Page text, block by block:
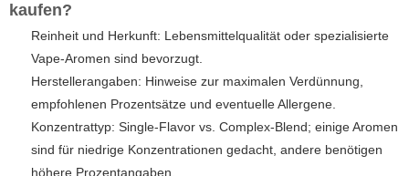
kaufen?
Reinheit und Herkunft: Lebensmittelqualität oder spezialisierte
Vape-Aromen sind bevorzugt.
Herstellerangaben: Hinweise zur maximalen Verdünnung,
empfohlenen Prozentsätze und eventuelle Allergene.
Konzentrattyp: Single-Flavor vs. Complex-Blend; einige Aromen
sind für niedrige Konzentrationen gedacht, andere benötigen
höhere Prozentangaben.